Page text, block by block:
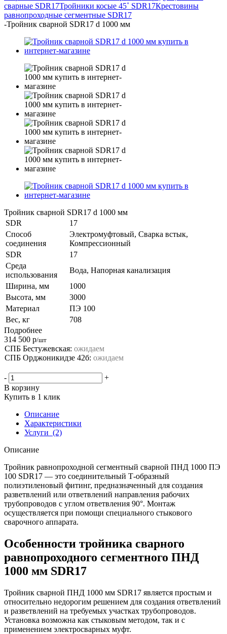
сварные SDR17Тройники косые 45˚ SDR17Крестовины
равнопроходные сегментные SDR17
-Тройник сварной SDR17 d 1000 мм
Тройник сварной SDR17 d 1000 мм
SDR
17
Способ
соединения
Электромуфтовый, Сварка встык,
Компрессионный
SDR
17
Среда
использования
Вода, Напорная канализация
Ширина, мм
1000
Высота, мм
3000
Материал
ПЭ 100
Вес, кг
708
Подробнее
314 500 р/шт
СПБ Бестужевская: ожидаем
СПБ Орджоникидзе 42б: ожидаем
-
+
В корзину
Купить в 1 клик
Описание
Характеристики
Услуги (2)
Описание
Тройник равнопроходной сегментный сварной ПНД 1000 ПЭ
100 SDR17 — это соединительный Т-образный
полиэтиленовый фитинг, предназначенный для создания
разветвлений или ответвлений направления рабочих
трубопроводов с углом ответвления 90°. Монтаж
осуществляется при помощи специального стыкового
сварочного аппарата.
Особенности тройника сварного
равнопроходного сегментного ПНД
1000 мм SDR17
Тройник сварной ПНД 1000 мм SDR17 является простым и
относительно недорогим решением для создания ответвлений
и разветвлений на требуемых участках трубопроводов.
Установка возможна как стыковым методом, так и с
применением электросварных муфт.